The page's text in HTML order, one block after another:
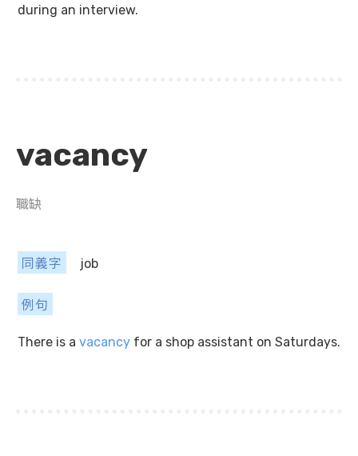
during an interview.
vacancy
職缺
同義字 job
例句
There is a vacancy for a shop assistant on Saturdays.